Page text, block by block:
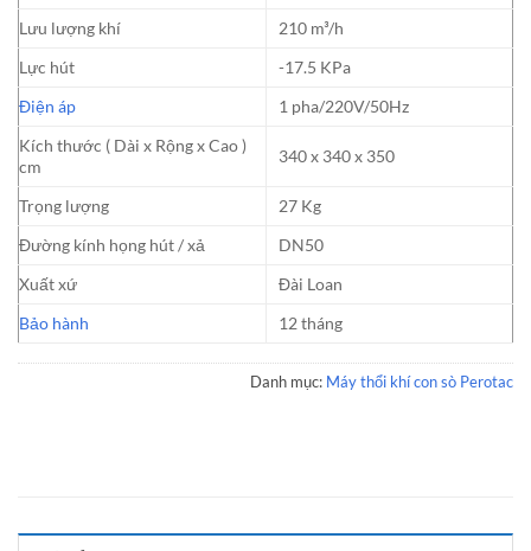
Lưu lượng khí
210 m³/h
Lực hút
-17.5 KPa
Điện áp
1 pha/220V/50Hz
Kích thước ( Dài x Rộng x Cao )
cm
340 x 340 x 350
Trọng lượng
27 Kg
Đường kính họng hút / xả
DN50
Xuất xứ
Đài Loan
Bảo hành
12 tháng
Danh mục: Máy thổi khí con sò Perotac